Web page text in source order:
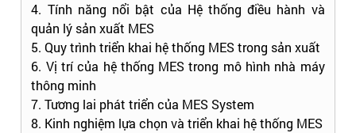
4. Tính năng nổi bật của Hệ thống điều hành và
quản lý sản xuất MES
5. Quy trình triển khai hệ thống MES trong sản xuất
6. Vị trí của hệ thống MES trong mô hình nhà máy
thông minh
7. Tương lai phát triển của MES System
8. Kinh nghiệm lựa chọn và triển khai hệ thống MES